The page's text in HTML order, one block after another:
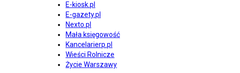
E-kiosk.pl
E-gazety.pl
Nexto.pl
Mała księgowość
Kancelarierp.pl
Wieści Rolnicze
Życie Warszawy